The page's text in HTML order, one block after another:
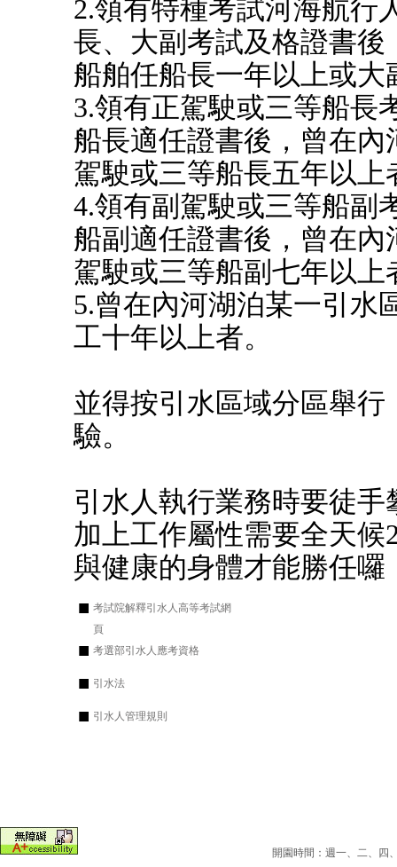
2.領有特種考試河海航行
長、大副考試及格證書
船舶任船長一年以上或大
3.領有正駕駛或三等船長
船長適任證書後，曾在
駕駛或三等船長五年以上
4.領有副駕駛或三等船副
船副適任證書後，曾在
駕駛或三等船副七年以上
5.曾在內河湖泊某一引水
工十年以上者。
並得按引水區域分區舉
驗。
引水人執行業務時要徒
加上工作屬性需要全天
與健康的身體才能勝任囉
■ 考試院解釋引水人高等考試網
頁
■ 考選部引水人應考資格
■ 引水法
■ 引水人管理規則
開園時間：週一、二、四